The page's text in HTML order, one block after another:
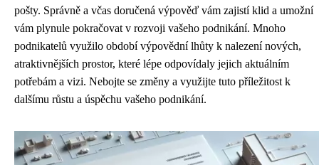
pošty. Správně a včas doručená výpověď vám zajistí klid a umožní
vám plynule pokračovat v rozvoji vašeho podnikání. Mnoho
podnikatelů využilo období výpovědní lhůty k nalezení nových,
atraktivnějších prostor, které lépe odpovídaly jejich aktuálním
potřebám a vizi. Nebojte se změny a využijte tuto příležitost k
dalšímu růstu a úspěchu vašeho podnikání.